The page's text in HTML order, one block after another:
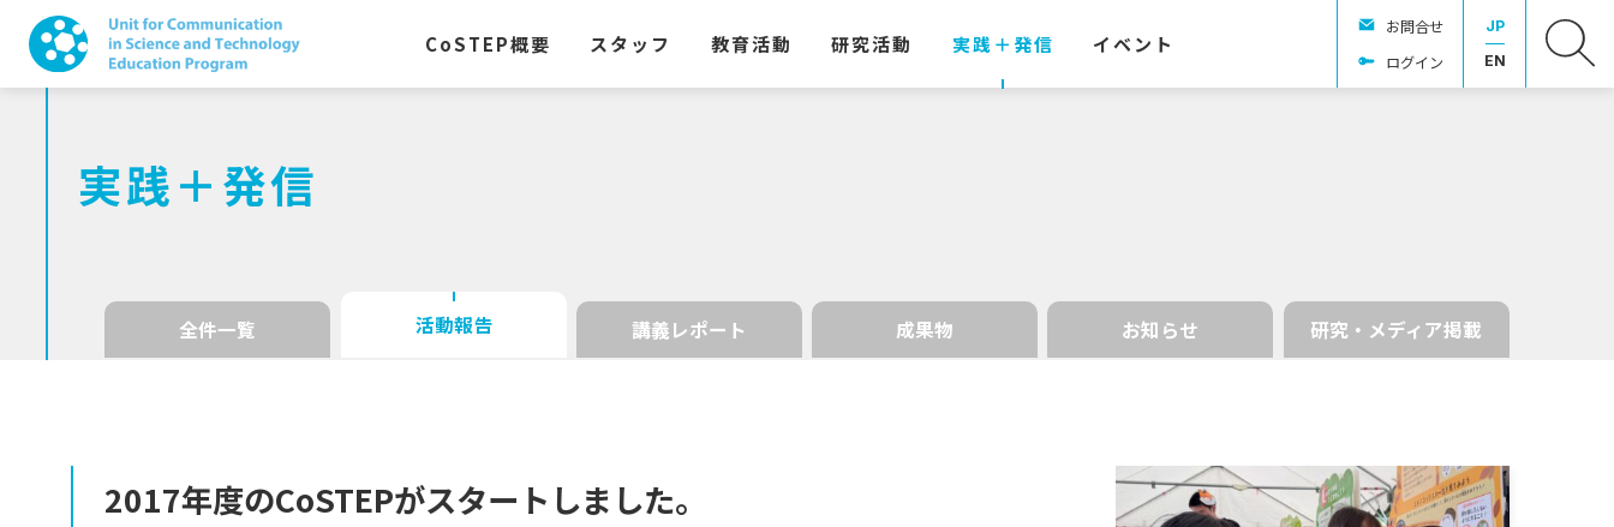
CoSTEP概要 スタッフ 教育活動 研究活動 実践＋発信 イベント
お問合せ
ログイン
JP
EN
実践＋発信
全件一覧 活動報告 講義レポート 成果物 お知らせ 研究・メディア掲載
2017年度のCoSTEPがスタート しました。